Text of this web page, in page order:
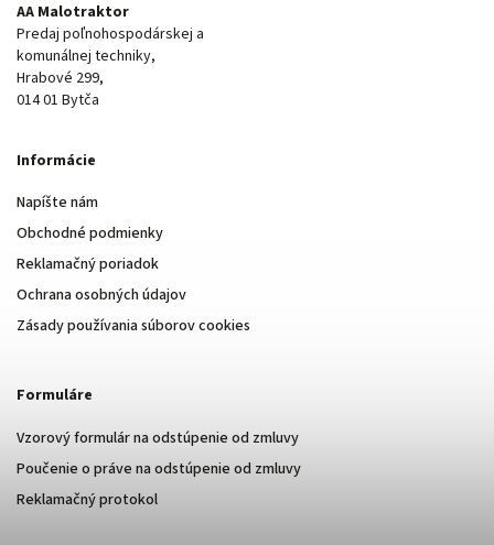
AA Malotraktor
Predaj poľnohospodárskej a
komunálnej techniky,
Hrabové 299,
014 01 Bytča
Informácie
Napíšte nám
Obchodné podmienky
Reklamačný poriadok
Ochrana osobných údajov
Zásady používania súborov cookies
Formuláre
Vzorový formulár na odstúpenie od zmluvy
Poučenie o práve na odstúpenie od zmluvy
Reklamačný protokol